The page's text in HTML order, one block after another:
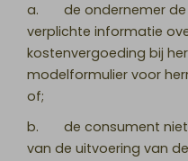
a. de ondernemer de
verplichte informatie
kostenvergoeding bij
modelformulier voor
of;
b. de consument niet
van de uitvoering van